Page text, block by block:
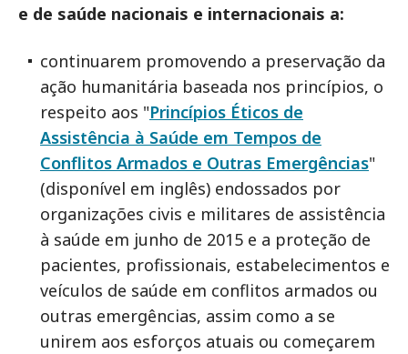
e de saúde nacionais e internacionais a:
continuarem promovendo a preservação da
ação humanitária baseada nos princípios, o
respeito aos "Princípios Éticos de
Assistência à Saúde em Tempos de
Conflitos Armados e Outras Emergências"
(disponível em inglês) endossados por
organizações civis e militares de assistência
à saúde em junho de 2015 e a proteção de
pacientes, profissionais, estabelecimentos e
veículos de saúde em conflitos armados ou
outras emergências, assim como a se
unirem aos esforços atuais ou começarem